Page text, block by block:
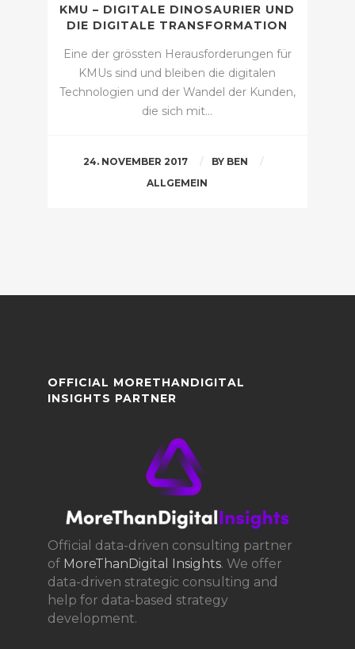
KMU – DIGITALE DINOSAURIER UND
DIE DIGITALE TRANSFORMATION
Eine der grössten Herausforderungen für
KMUs sind und bleiben die digitalen
Technologien und der Wandel der Kunden,
die sich mit…
24. NOVEMBER 2017 BYBEN
ALLGEMEIN
OFFICIAL MORETHANDIGITAL
INSIGHTS PARTNER
Official data-driven consulting partner
of MoreThanDigital Insights. We offer
data-driven strategic consulting and
help for data-based strategy
development.